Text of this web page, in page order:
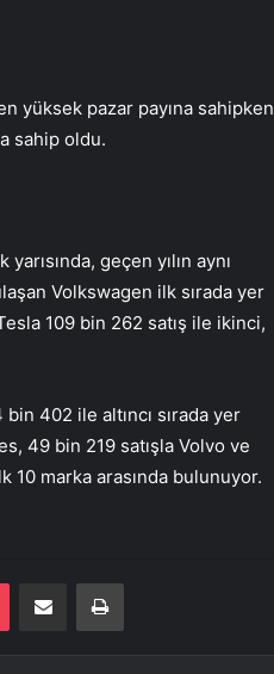
yüksek pazar payına sahipken
sahip oldu.
geçen yılın aynı
Volkswagen ilk sırada yer
109 bin 262 satış ile ikinci,
402 ile altıncı sırada yer
49 bin 219 satışla Volvo ve
10 marka arasında bulunuyor.
Pocket E-Posta ile paylaş Yazdır